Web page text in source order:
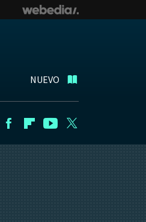
NUEVO
InstagramFacebookFlipboard
Youtube